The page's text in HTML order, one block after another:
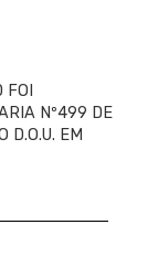
Nº499 DE
D.O.U. EM